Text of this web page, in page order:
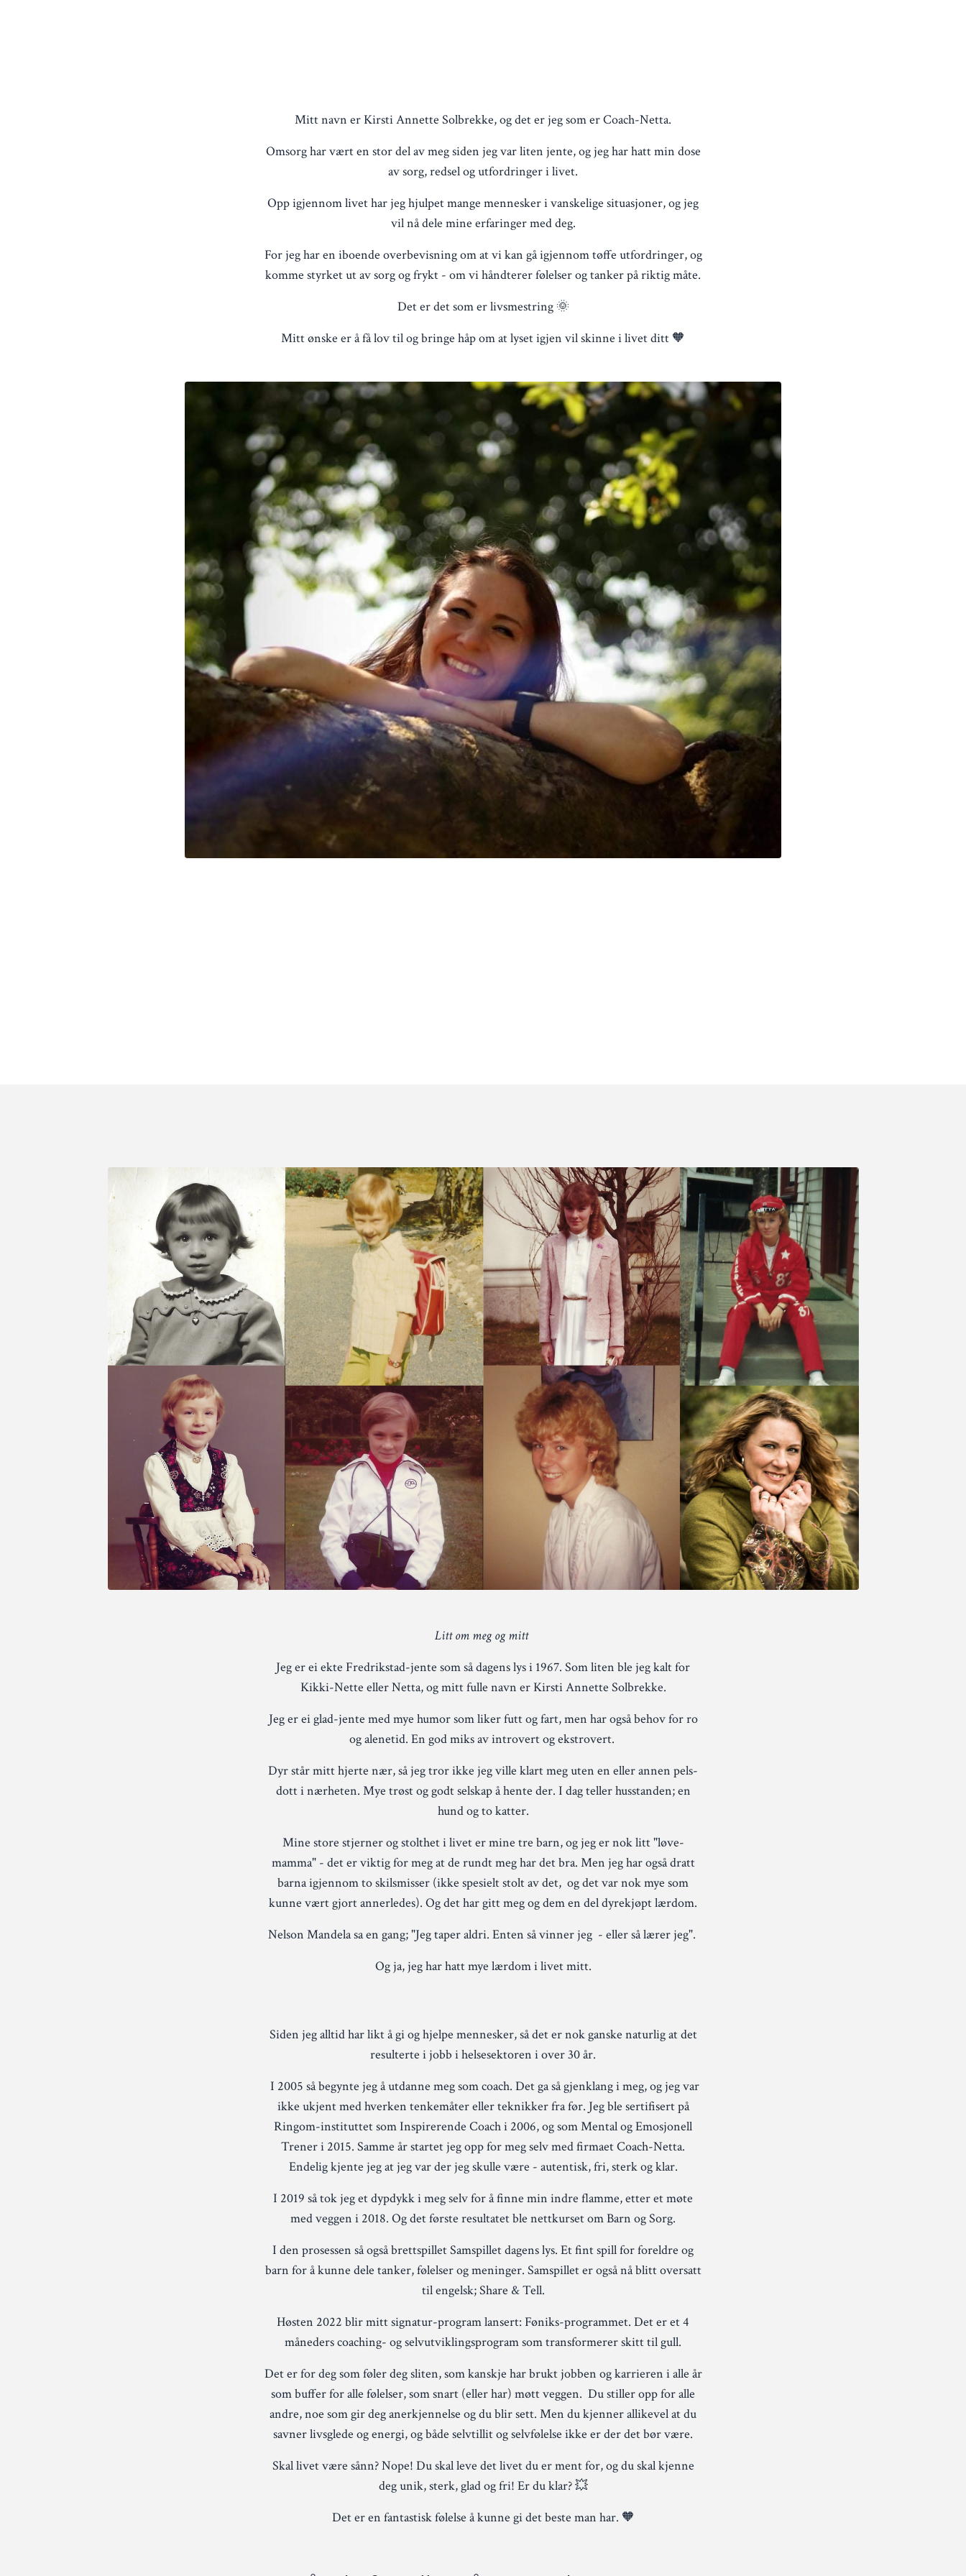
Mitt navn er Kirsti Annette Solbrekke, og det er jeg som er Coach-Netta.
Omsorg har vært en stor del av meg siden jeg var liten jente, og jeg har hatt min dose
av sorg, redsel og utfordringer i livet.
Opp igjennom livet har jeg hjulpet mange mennesker i vanskelige situasjoner, og jeg
vil nå dele mine erfaringer med deg.
For jeg har en iboende overbevisning om at vi kan gå igjennom tøffe utfordringer, og
komme styrket ut av sorg og frykt - om vi håndterer følelser og tanker på riktig måte.
Det er det som er livsmestring 🌞
Mitt ønske er å få lov til og bringe håp om at lyset igjen vil skinne i livet ditt 🧡
Litt om meg og mitt
Jeg er ei ekte Fredrikstad-jente som så dagens lys i 1967. Som liten ble jeg kalt for
Kikki-Nette eller Netta, og mitt fulle navn er Kirsti Annette Solbrekke.
Jeg er ei glad-jente med mye humor som liker futt og fart, men har også behov for ro
og alenetid. En god miks av introvert og ekstrovert.
Dyr står mitt hjerte nær, så jeg tror ikke jeg ville klart meg uten en eller annen pels-
dott i nærheten. Mye trøst og godt selskap å hente der. I dag teller husstanden; en
hund og to katter.
Mine store stjerner og stolthet i livet er mine tre barn, og jeg er nok litt "løve-
mamma" - det er viktig for meg at de rundt meg har det bra. Men jeg har også dratt
barna igjennom to skilsmisser (ikke spesielt stolt av det, og det var nok mye som
kunne vært gjort annerledes). Og det har gitt meg og dem en del dyrekjøpt lærdom.
Nelson Mandela sa en gang; "Jeg taper aldri. Enten så vinner jeg - eller så lærer jeg".
Og ja, jeg har hatt mye lærdom i livet mitt.
Siden jeg alltid har likt å gi og hjelpe mennesker, så det er nok ganske naturlig at det
resulterte i jobb i helsesektoren i over 30 år.
I 2005 så begynte jeg å utdanne meg som coach. Det ga så gjenklang i meg, og jeg var
ikke ukjent med hverken tenkemåter eller teknikker fra før. Jeg ble sertifisert på
Ringom-instituttet som Inspirerende Coach i 2006, og som Mental og Emosjonell
Trener i 2015. Samme år startet jeg opp for meg selv med firmaet Coach-Netta.
Endelig kjente jeg at jeg var der jeg skulle være - autentisk, fri, sterk og klar.
I 2019 så tok jeg et dypdykk i meg selv for å finne min indre flamme, etter et møte
med veggen i 2018. Og det første resultatet ble nettkurset om Barn og Sorg.
I den prosessen så også brettspillet Samspillet dagens lys. Et fint spill for foreldre og
barn for å kunne dele tanker, følelser og meninger. Samspillet er også nå blitt oversatt
til engelsk; Share & Tell.
Høsten 2022 blir mitt signatur-program lansert: Føniks-programmet. Det er et 4
måneders coaching- og selvutviklingsprogram som transformerer skitt til gull.
Det er for deg som føler deg sliten, som kanskje har brukt jobben og karrieren i alle år
som buffer for alle følelser, som snart (eller har) møtt veggen. Du stiller opp for alle
andre, noe som gir deg anerkjennelse og du blir sett. Men du kjenner allikevel at du
savner livsglede og energi, og både selvtillit og selvfølelse ikke er der det bør være.
Skal livet være sånn? Nope! Du skal leve det livet du er ment for, og du skal kjenne
deg unik, sterk, glad og fri! Er du klar? 💥
Det er en fantastisk følelse å kunne gi det beste man har. 🧡